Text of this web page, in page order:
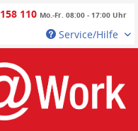
110 Mo.-Fr. 08:00 - 17:00 Uhr
Service/Hilfe